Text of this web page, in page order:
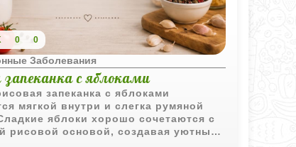
0 0
Заболевания
запеканка с яблоками
запеканка с яблоками
мягкой внутри и слегка румяной
яблоки хорошо сочетаются с
рисовой основой, создавая уютный
вкус.